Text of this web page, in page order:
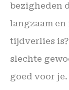
bezigheden
langzaam en
tijdverlies
slechte
goed voor je.